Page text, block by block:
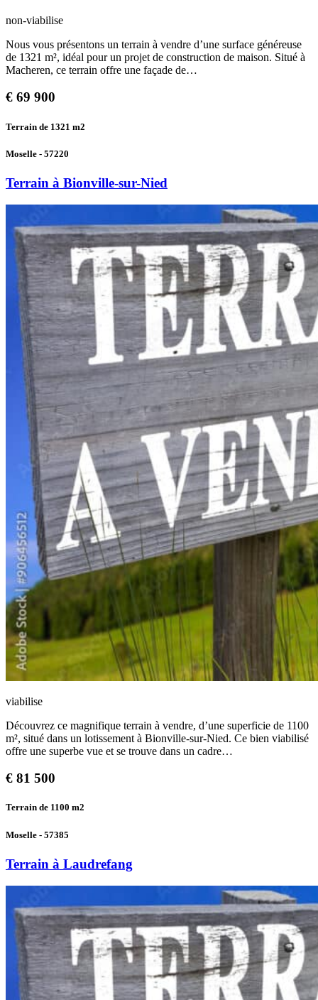
non-viabilise
Nous vous présentons un terrain à vendre d’une surface généreuse
de 1321 m², idéal pour un projet de construction de maison. Situé à
Macheren, ce terrain offre une façade de…
€ 69 900
Terrain de 1321 m2
Moselle - 57220
Terrain à Bionville-sur-Nied
viabilise
Découvrez ce magnifique terrain à vendre, d’une superficie de 1100
m², situé dans un lotissement à Bionville-sur-Nied. Ce bien viabilisé
offre une superbe vue et se trouve dans un cadre…
€ 81 500
Terrain de 1100 m2
Moselle - 57385
Terrain à Laudrefang